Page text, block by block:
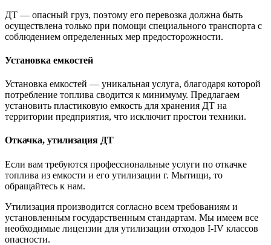
ДТ — опасный груз, поэтому его перевозка должна быть
осуществлена только при помощи специального транспорта с
соблюдением определенных мер предосторожности.
Установка емкостей
Установка емкостей — уникальная услуга, благодаря которой
потребление топлива сводится к минимуму. Предлагаем
установить пластиковую емкость для хранения ДТ на
территории предприятия, что исключит простои техники.
Откачка, утилизация ДТ
Если вам требуются профессиональные услуги по откачке
топлива из емкости и его утилизации г. Мытищи, то
обращайтесь к нам.
Утилизация производится согласно всем требованиям и
установленным государственным стандартам. Мы имеем все
необходимые лицензии для утилизации отходов I-IV классов
опасности.